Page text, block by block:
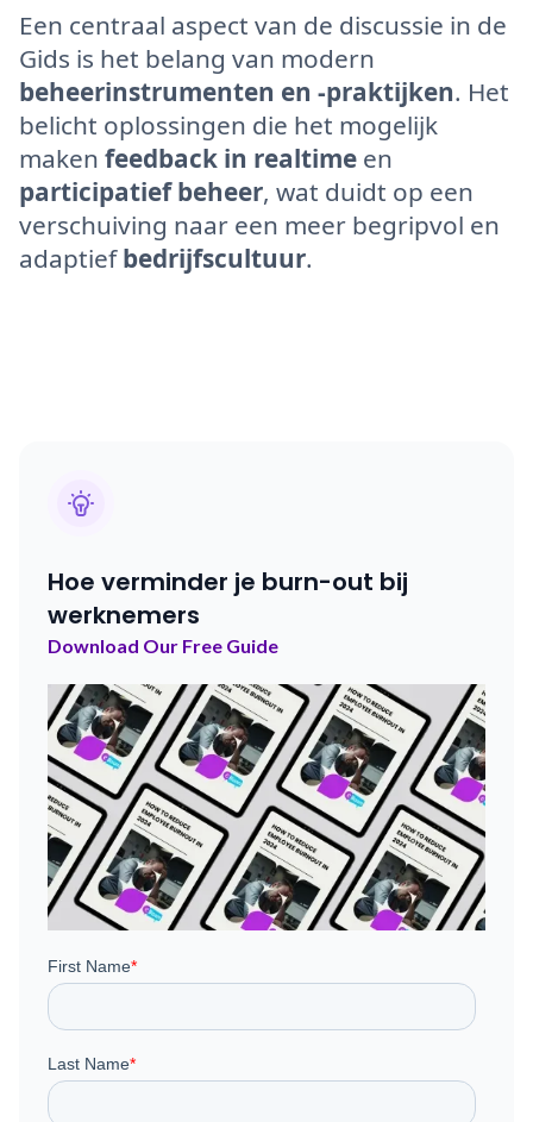
Een centraal aspect van de discussie in de
Gids is het belang van modern
beheerinstrumenten en -praktijken. Het
belicht oplossingen die het mogelijk
maken feedback in realtime en
participatief beheer, wat duidt op een
verschuiving naar een meer begripvol en
adaptiefbedrijfscultuur.
Hoe verminder je burn-out bij
werknemers
Download Our Free Guide